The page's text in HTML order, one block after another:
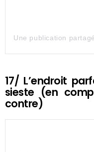
17/ L’endroit
sieste (en
contre)